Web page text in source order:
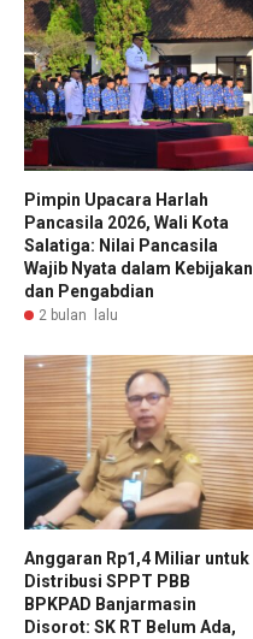
Pimpin Upacara Harlah
Pancasila 2026, Wali Kota
Salatiga: Nilai Pancasila
Wajib Nyata dalam Kebijakan
dan Pengabdian
2 bulan lalu
Anggaran Rp1,4 Miliar untuk
Distribusi SPPT PBB
BPKPAD Banjarmasin
Disorot: SK RT Belum Ada,